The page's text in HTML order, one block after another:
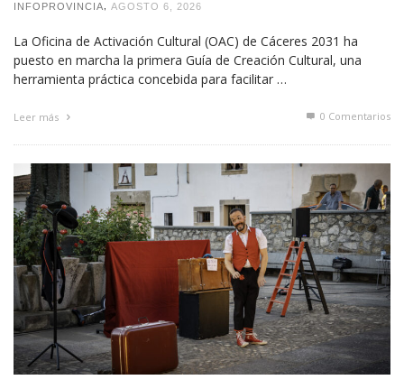
INFOPROVINCIA AGOSTO 6, 2026
La Oficina de Activación Cultural (OAC) de Cáceres 2031 ha
puesto en marcha la primera Guía de Creación Cultural, una
herramienta práctica concebida para facilitar …
Leer más 0 Comentarios